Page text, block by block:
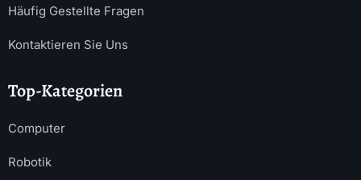
Häufig Gestellte Fragen
Kontaktieren Sie Uns
Top-Kategorien
Computer
Robotik